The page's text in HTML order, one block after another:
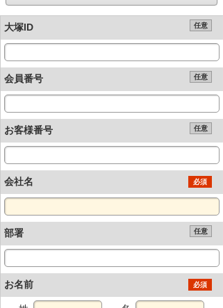
大塚ID 任意
会員番号 任意
お客様番号 任意
会社名 必須
部署 任意
お名前 必須